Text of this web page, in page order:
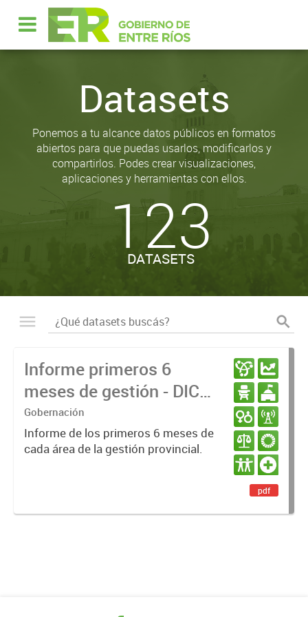
Datasets
Ponemos a tu alcance datos públicos en formatos
abiertos para que puedas usarlos, modificarlos y
compartirlos. Podes crear visualizaciones,
aplicaciones y herramientas con ellos.
123
DATASETS
Informe primeros 6
meses de gestión - DIC
23 / JUN 24
Gobernación
Informe de los primeros 6 meses de
cada área de la gestión provincial.
pdf